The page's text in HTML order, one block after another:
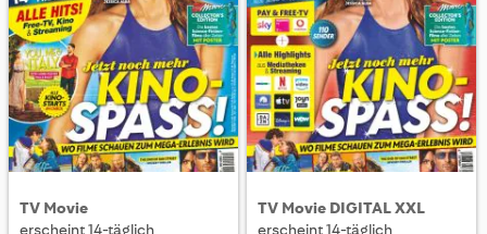
TV Movie
erscheint 14-täglich
TV Movie DIGITAL XXL
erscheint 14-täglich